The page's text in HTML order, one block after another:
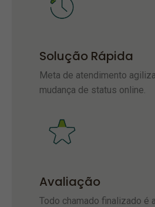
Solução Rápida
Meta de atendimento
mudança de status online.
Avaliação
Todo chamado finalizado é